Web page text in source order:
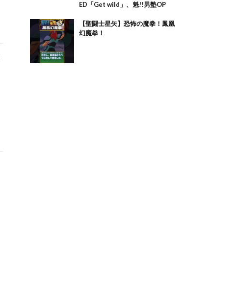
ED「Get wild」、魁!!男塾OP
【聖闘士星矢】恐怖の魔拳！鳳凰
幻魔拳！